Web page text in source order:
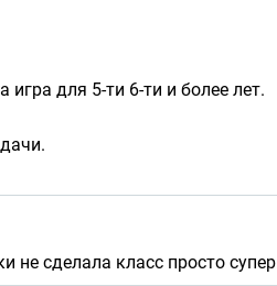
для 5-ти 6-ти и более лет.
не сделала класс просто супер